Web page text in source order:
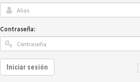
Contraseña:
Iniciar sesión